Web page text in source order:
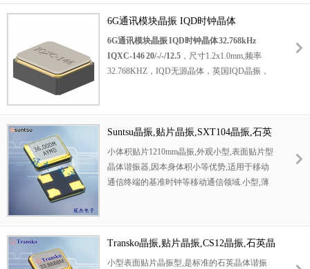
量低损耗的特点。
产品被广泛应用各大应用领域，适合用于通信
设备，无线网络，小型设备，便携式设备，娱
乐设备，智能家居等应用.NX1210AC-
石英晶振
，无源晶振，石英晶体谐振器，SMD石英晶
体，无铅晶振，工作温度范围：-40℃至
+85℃。具有超小型晶振，轻薄型晶振，高品
质晶振，高性能晶振，高精度晶振，高稳定
牙模块，智能手机，平板电脑，游戏机设备，
小型便捷式设备等应用。
6G通讯模块晶振 IQD时钟晶体
32.768kHz IQXC-146 20/-/-/12.5
6G通讯模块晶振 IQD时钟晶体 32.768kHz
IQXC-146 20/-/-/12.5，尺寸1.2x1.0mm,频率
32.768KHZ，IQD无源晶体，英国IQD晶振，
，超小型晶振，音叉晶体，32.768K贴片晶
振，32.768KHZ石英晶体，时钟晶体，石英贴
片晶振，SMD晶振，石英晶体，6G通讯模块
晶振，绿色环保晶振，实时时钟晶振，高性能
晶振，高品质晶振，数字电表水表专用晶振，
无源晶振
产品具备良好的的耐压性能以及可靠性能，比
Suntsu晶振,贴片晶振,SXT104晶振,石英
SMD晶振
小体积贴片1210mm晶振,外观小型,表面贴片型
晶体谐振器,因本身体积小等优势,适用于移动
通信终端的基准时钟等移动通信领域.小型,薄
度曲线要求.
Transko晶振,贴片晶振,CS12晶振,石英晶
振
小型表面贴片晶振型,是标准的石英晶体谐振